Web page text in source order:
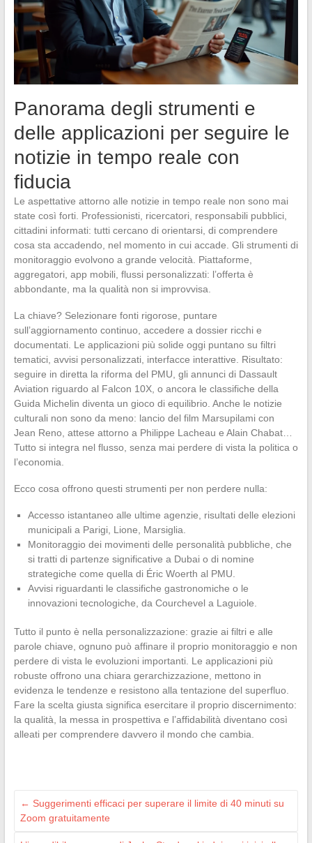
Panorama degli strumenti e
delle applicazioni per seguire le
notizie in tempo reale con
fiducia
Le aspettative attorno alle notizie in tempo reale non sono mai
state così forti. Professionisti, ricercatori, responsabili pubblici,
cittadini informati: tutti cercano di orientarsi, di comprendere
cosa sta accadendo, nel momento in cui accade. Gli strumenti di
monitoraggio evolvono a grande velocità. Piattaforme,
aggregatori, app mobili, flussi personalizzati: l’offerta è
abbondante, ma la qualità non si improvvisa.
La chiave? Selezionare fonti rigorose, puntare
sull’aggiornamento continuo, accedere a dossier ricchi e
documentati. Le applicazioni più solide oggi puntano su filtri
tematici, avvisi personalizzati, interfacce interattive. Risultato:
seguire in diretta la riforma del PMU, gli annunci di Dassault
Aviation riguardo al Falcon 10X, o ancora le classifiche della
Guida Michelin diventa un gioco di equilibrio. Anche le notizie
culturali non sono da meno: lancio del film Marsupilami con
Jean Reno, attese attorno a Philippe Lacheau e Alain Chabat…
Tutto si integra nel flusso, senza mai perdere di vista la politica o
l’economia.
Ecco cosa offrono questi strumenti per non perdere nulla:
Accesso istantaneo alle ultime agenzie, risultati delle elezioni
municipali a Parigi, Lione, Marsiglia.
Monitoraggio dei movimenti delle personalità pubbliche, che
si tratti di partenze significative a Dubai o di nomine
strategiche come quella di Éric Woerth al PMU.
Avvisi riguardanti le classifiche gastronomiche o le
innovazioni tecnologiche, da Courchevel a Laguiole.
Tutto il punto è nella personalizzazione: grazie ai filtri e alle
parole chiave, ognuno può affinare il proprio monitoraggio e non
perdere di vista le evoluzioni importanti. Le applicazioni più
robuste offrono una chiara gerarchizzazione, mettono in
evidenza le tendenze e resistono alla tentazione del superfluo.
Fare la scelta giusta significa esercitare il proprio discernimento:
la qualità, la messa in prospettiva e l’affidabilità diventano così
alleati per comprendere davvero il mondo che cambia.
← Suggerimenti efficaci per superare il limite di 40 minuti su
Zoom gratuitamente